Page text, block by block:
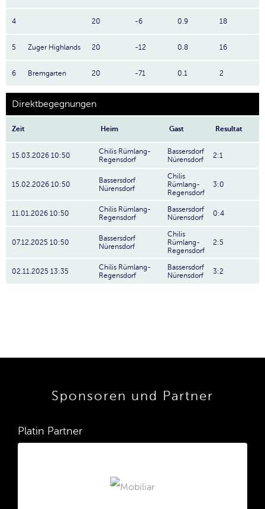
4 20 -6 0.9 18
5 Zuger Highlands 20 -12 0.8 16
6 Bremgarten 20 -71 0.1 2
Direktbegegnungen
Zeit Heim Gast Resultat
15.03.2026 10:50
Chilis Rümlang-
Regensdorf
Bassersdorf
Nürensdorf
2:1
15.02.2026 10:50
Bassersdorf
Nürensdorf
Chilis
Rümlang-
Regensdorf
3:0
11.01.2026 10:50
Chilis Rümlang-
Regensdorf
Bassersdorf
Nürensdorf
0:4
07.12.2025 10:50
Bassersdorf
Nürensdorf
Chilis
Rümlang-
Regensdorf
2:5
02.11.2025 13:35
Chilis Rümlang-
Regensdorf
Bassersdorf
Nürensdorf
3:2
Sponsoren und Partner
Platin Partner